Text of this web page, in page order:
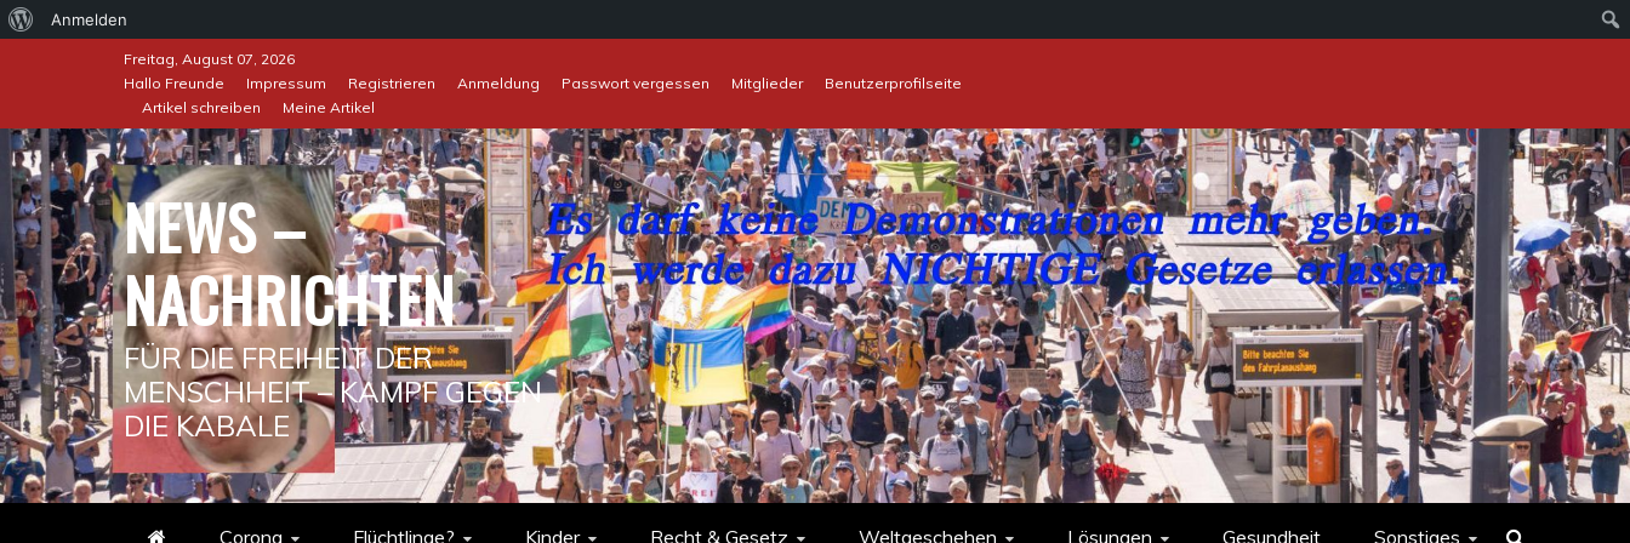
Über
Anmelden
Freitag, August 07, 2026
Hallo Freunde
Impressum Registrieren Anmeldung Passwort vergessen Mitglieder
Benutzerprofilseite
Artikel schreiben
Meine Artikel
NEWS –
NACHRICHTEN
FÜR DIE FREIHEIT DER
MENSCHHEIT – KAMPF GEGEN
DIE KABALE
Corona Flüchtlinge? Kinder Recht & Gesetz Weltgeschehen Lösungen Gesundheit Sonstiges